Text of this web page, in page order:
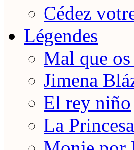
Cédez
Légendes
Mal que os
Jimena
El rey niño
La